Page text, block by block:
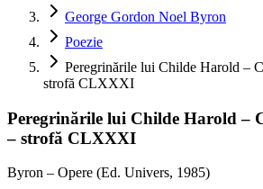
George Gordon Noel Byron
Poezie
Peregrinările lui Childe Harold –
strofă CLXXXI
Peregrinările lui Childe Harold –
– strofă CLXXXI
Byron – Opere (Ed. Univers, 1985)